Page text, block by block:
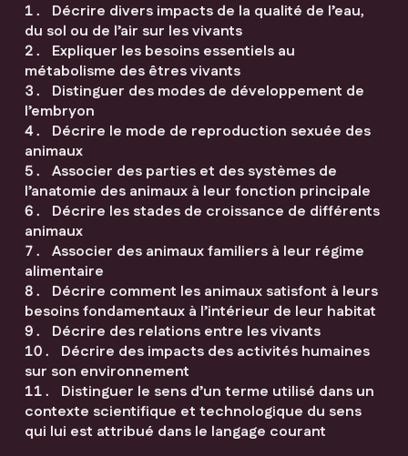
Décrire divers impacts de la qualité de l’eau,
du sol ou de l’air sur les vivants
Expliquer les besoins essentiels au
métabolisme des êtres vivants
Distinguer des modes de développement de
l’embryon
Décrire le mode de reproduction sexuée des
animaux
Associer des parties et des systèmes de
l’anatomie des animaux à leur fonction principale
Décrire les stades de croissance de différents
animaux
Associer des animaux familiers à leur régime
alimentaire
Décrire comment les animaux satisfont à leurs
besoins fondamentaux à l’intérieur de leur habitat
Décrire des relations entre les vivants
Décrire des impacts des activités humaines
sur son environnement
Distinguer le sens d’un terme utilisé dans un
contexte scientifique et technologique du sens
qui lui est attribué dans le langage courant